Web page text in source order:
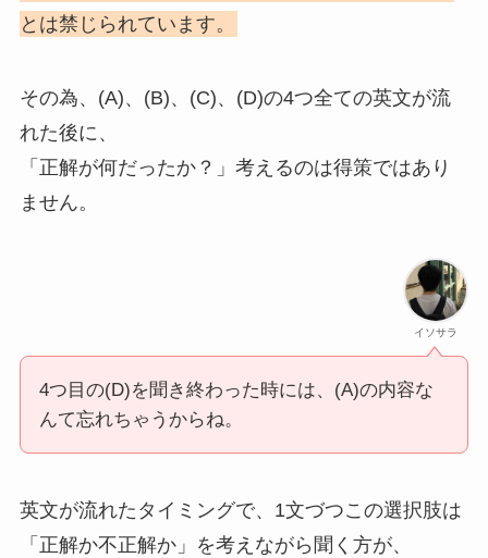
とは禁じられています。
その為、(A)、(B)、(C)、(D)の4つ全ての英文が流
れた後に、
「正解が何だったか？」考えるのは得策ではあり
ません。
イソサラ
4つ目の(D)を聞き終わった時には、(A)の内容な
んて忘れちゃうからね。
英文が流れたタイミングで、1文づつこの選択肢は
「正解か不正解か」を考えながら聞く方が、